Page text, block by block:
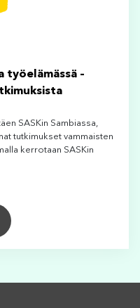
työelämässä –
SASKin Sambiassa,
tutkimukset vammaisten
kerrotaan SASKin